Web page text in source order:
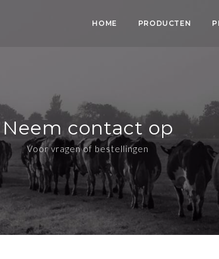
HOME PRODUCTEN
Neem contact op
Voor vragen of bestellingen